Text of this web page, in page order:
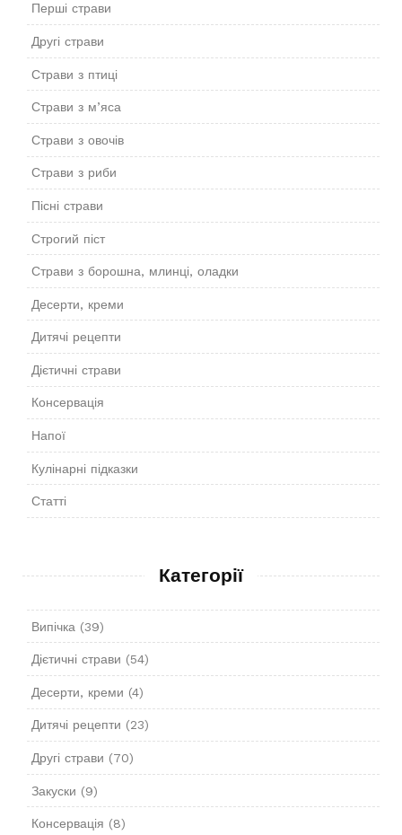
Перші страви
Другі страви
Страви з птиці
Страви з м’яса
Страви з овочів
Страви з риби
Пісні страви
Строгий піст
Страви з борошна, млинці, оладки
Десерти, креми
Дитячі рецепти
Дієтичні страви
Консервація
Напої
Кулінарні підказки
Статті
Категорії
Випічка (39)
Дієтичні страви (54)
Десерти, креми (4)
Дитячі рецепти (23)
Другі страви (70)
Закуски (9)
Консервація (8)